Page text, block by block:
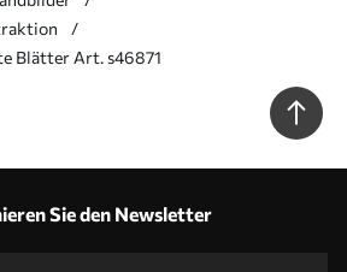
Blätter Art. s46871
Sie den Newsletter